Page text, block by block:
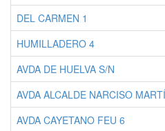
DEL CARMEN 1
HUMILLADERO 4
AVDA DE HUELVA S/N
AVDA ALCALDE NARCISO
AVDA CAYETANO FEU 6